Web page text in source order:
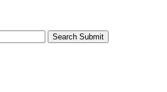
Search Submit